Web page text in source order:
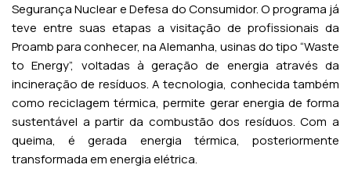
Segurança Nuclear e Defesa do Consumidor. O programa já
teve entre suas etapas a visitação de profissionais da
Proamb para conhecer, na Alemanha, usinas do tipo “Waste
to Energy”, voltadas à geração de energia através da
incineração de resíduos. A tecnologia, conhecida também
como reciclagem térmica, permite gerar energia de forma
sustentável a partir da combustão dos resíduos. Com a
queima, é gerada energia térmica, posteriormente
transformada em energia elétrica.